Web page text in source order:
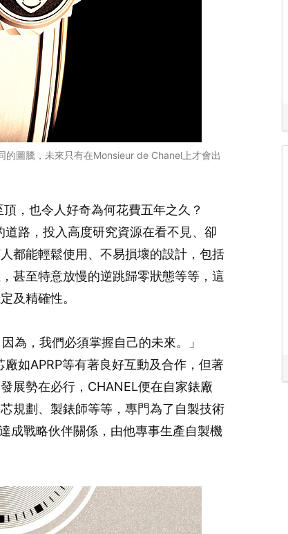
的圖騰，未來只有在Monsieur de Chanel上才會出
，也令人好奇為何花費五年之久？
路，投入高度研究資源在看不見、卻
都能輕鬆使用、不易損壞的設計，包括
甚至特意放慢的逆跳歸零狀態等等，這
及精確性。
為，我們必須掌握自己的未來。」
如APRP等有著良好互動及合作，但著
展勢在必行，CHANEL便在自家錶廠
規劃、製錶師等等，專門為了自製技術
成戰略伙伴關係，由他專事生產自製機